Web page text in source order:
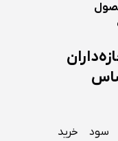
سود خرید